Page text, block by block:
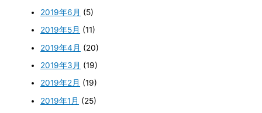
2019年6月 (5)
2019年5月 (11)
2019年4月 (20)
2019年3月 (19)
2019年2月 (19)
2019年1月 (25)